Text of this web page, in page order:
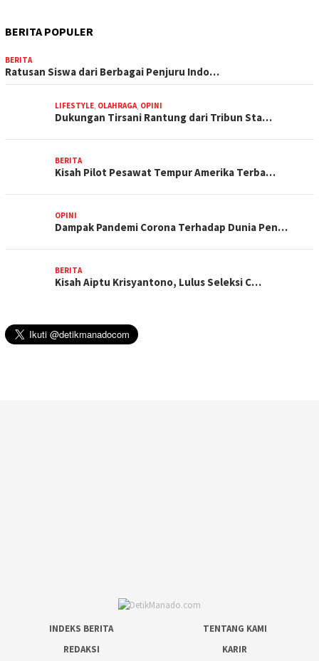
BERITA POPULER
BERITA
Ratusan Siswa dari Berbagai Penjuru Indo…
LIFESTYLE, OLAHRAGA, OPINI
Dukungan Tirsani Rantung dari Tribun Sta…
BERITA
Kisah Pilot Pesawat Tempur Amerika Terba…
OPINI
Dampak Pandemi Corona Terhadap Dunia Pen…
BERITA
Kisah Aiptu Krisyantono, Lulus Seleksi C…
INDEKS BERITA
TENTANG KAMI
REDAKSI
KARIR